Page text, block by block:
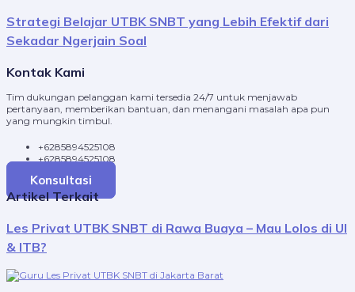
Strategi Belajar UTBK SNBT yang Lebih Efektif dari
Sekadar Ngerjain Soal
Kontak Kami
Tim dukungan pelanggan kami tersedia 24/7 untuk menjawab
pertanyaan, memberikan bantuan, dan menangani masalah apa pun
yang mungkin timbul.
+6285894525108
+6285894525108
Konsultasi
Artikel Terkait
Les Privat UTBK SNBT di Rawa Buaya – Mau Lolos di UI
& ITB?